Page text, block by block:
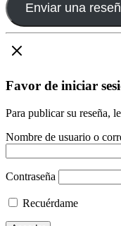
Enviar una
Favor de iniciar
Para publicar su reseña,
Nombre de usuario o
Contraseña
Recuérdame